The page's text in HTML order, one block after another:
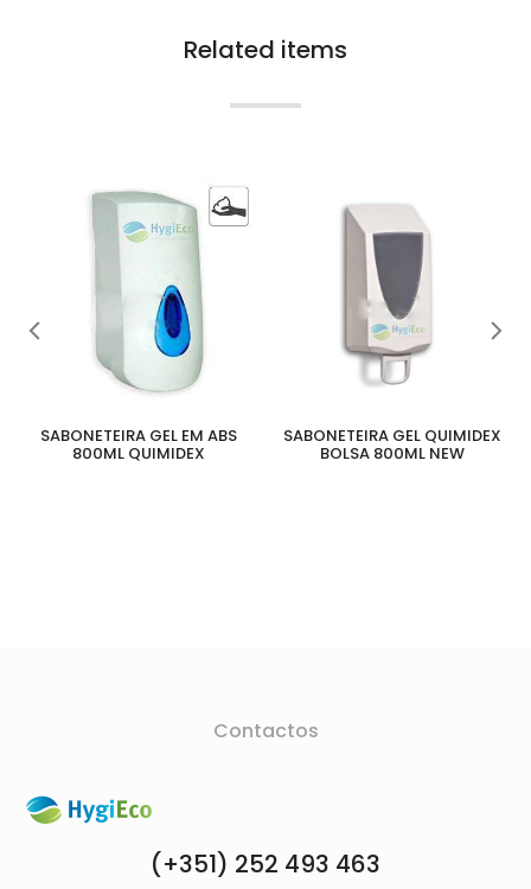
Related items
SABONETEIRA GEL EM ABS
800ML QUIMIDEX
SABONETEIRA GEL QUIMIDEX
BOLSA 800ML NEW
Contactos
(+351) 252 493 463